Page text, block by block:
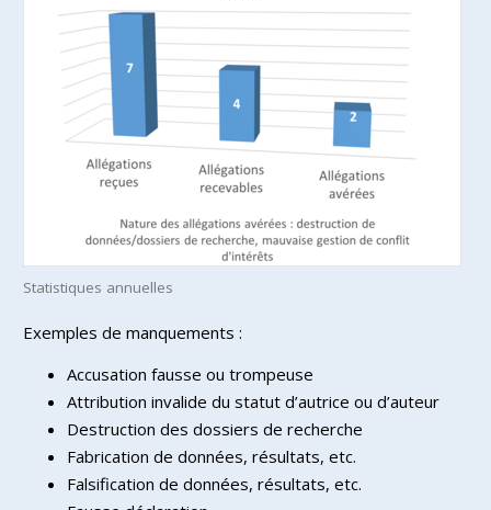
Statistiques annuelles
Exemples de manquements :
Accusation fausse ou trompeuse
Attribution invalide du statut d’autrice ou d’auteur
Destruction des dossiers de recherche
Fabrication de données, résultats, etc.
Falsification de données, résultats, etc.